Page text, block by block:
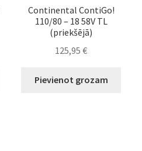
Continental ContiGo!
110/80 – 18 58V TL
(priekšējā)
125,95€
Pievienot grozam